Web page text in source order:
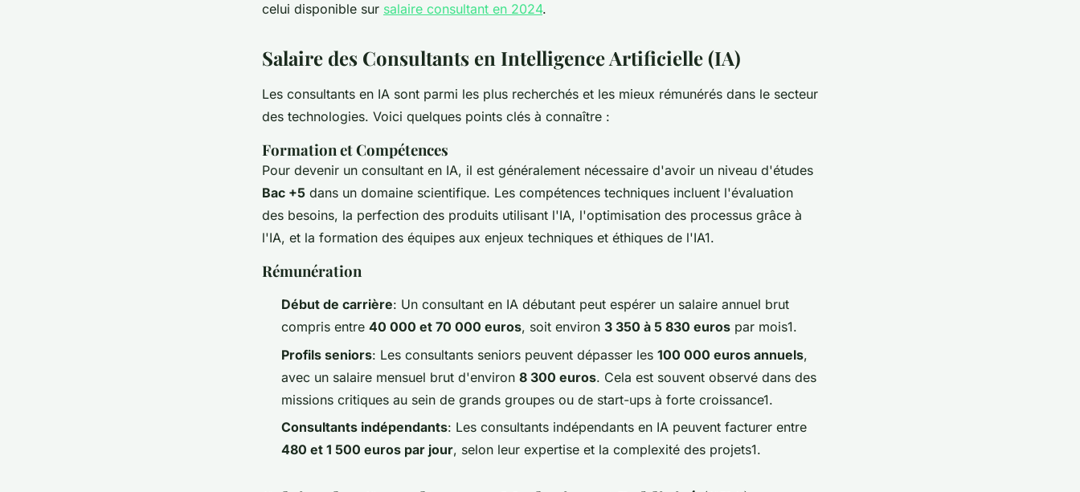
celui disponible sur salaire consultant en 2024.
Salaire des Consultants en Intelligence Artificielle (IA)
Les consultants en IA sont parmi les plus recherchés et les mieux rémunérés dans le secteur
des technologies. Voici quelques points clés à connaître :
Formation et Compétences
Pour devenir un consultant en IA, il est généralement nécessaire d'avoir un niveau d'études
Bac +5 dans un domaine scientifique. Les compétences techniques incluent l'évaluation
des besoins, la perfection des produits utilisant l'IA, l'optimisation des processus grâce à
l'IA, et la formation des équipes aux enjeux techniques et éthiques de l'IA1.
Rémunération
Début de carrière: Un consultant en IA débutant peut espérer un salaire annuel brut
compris entre 40 000 et 70 000 euros, soit environ 3 350 à 5 830 euros par mois1.
Profils seniors: Les consultants seniors peuvent dépasser les 100 000 euros annuels,
avec un salaire mensuel brut d'environ 8 300 euros. Cela est souvent observé dans des
missions critiques au sein de grands groupes ou de start-ups à forte croissance1.
Consultants indépendants: Les consultants indépendants en IA peuvent facturer entre
480 et 1 500 euros par jour, selon leur expertise et la complexité des projets1.